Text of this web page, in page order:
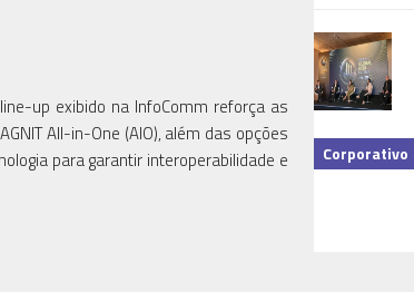
up exibido na InfoComm reforça as
All-in-One (AIO), além das opções
para garantir interoperabilidade e
Corporativo